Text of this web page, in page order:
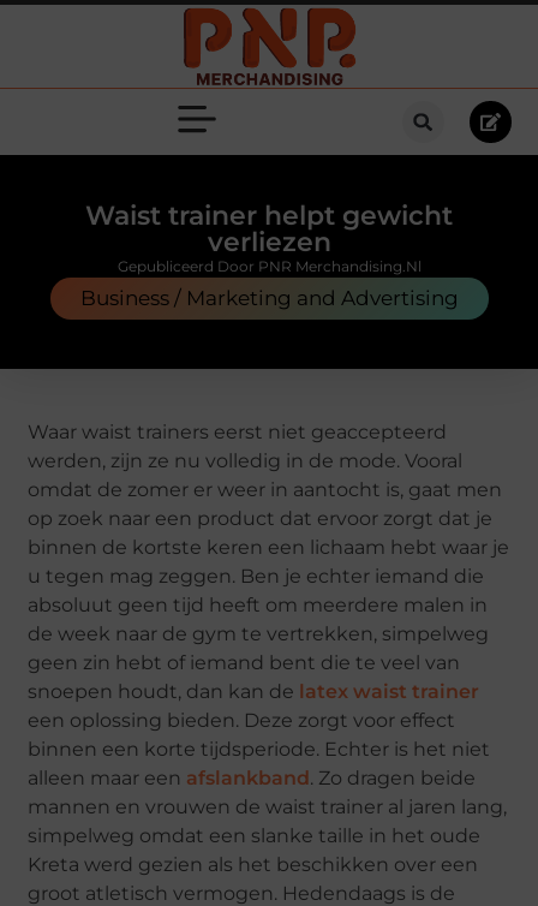
Waist trainer helpt gewicht
verliezen
Business / Marketing and Advertising
Gepubliceerd Door PNR Merchandising.nl
Waar waist trainers eerst niet geaccepteerd
werden, zijn ze nu volledig in de mode. Vooral
omdat de zomer er weer in aantocht is, gaat men
op zoek naar een product dat ervoor zorgt dat je
binnen de kortste keren een lichaam hebt waar je
u tegen mag zeggen. Ben je echter iemand die
absoluut geen tijd heeft om meerdere malen in
de week naar de gym te vertrekken, simpelweg
geen zin hebt of iemand bent die te veel van
snoepen houdt, dan kan de latex waist trainer
een oplossing bieden. Deze zorgt voor effect
binnen een korte tijdsperiode. Echter is het niet
alleen maar een afslankband. Zo dragen beide
mannen en vrouwen de waist trainer al jaren lang,
simpelweg omdat een slanke taille in het oude
Kreta werd gezien als het beschikken over een
groot atletisch vermogen. Hedendaags is de